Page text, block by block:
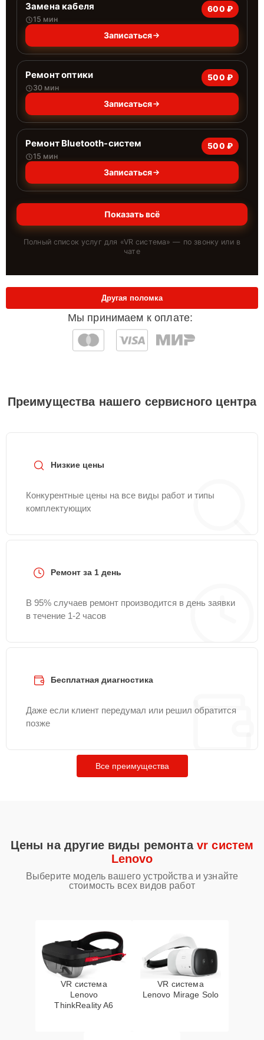
Замена кабеля
15 мин
600 ₽
Записаться
Ремонт оптики
30 мин
500 ₽
Записаться
Ремонт Bluetooth-систем
15 мин
500 ₽
Записаться
Показать всё
Полный список услуг для «VR система» — по звонку или в
чате
Мы принимаем к оплате:
Другая поломка
Преимущества нашего сервисного центра
Низкие цены
Конкурентные цены на все виды работ и типы
комплектующих
Ремонт за 1 день
В 95% случаев ремонт производится в день заявки
в течение 1-2 часов
Бесплатная диагностика
Даже если клиент передумал или решил обратится
позже
Все преимущества
Цены на другие виды ремонта vr систем
Lenovo
Выберите модель вашего устройства и узнайте
стоимость всех видов работ
VR система
Lenovo
ThinkReality A6
VR система
Lenovo Mirage Solo